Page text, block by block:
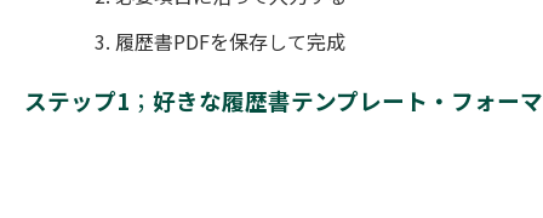
履歴書PDFを保存して完成
ステップ1 ； 好きな履歴書テンプレート・フォー